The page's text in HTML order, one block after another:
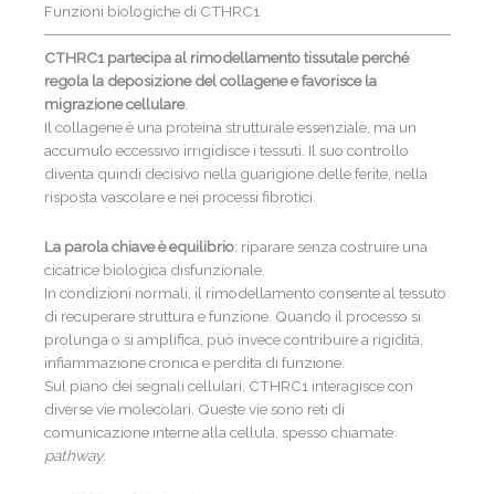
Funzioni biologiche di CTHRC1
CTHRC1 partecipa al rimodellamento tissutale perché
regola la deposizione del collagene e favorisce la
migrazione cellulare.
Il collagene è una proteina strutturale essenziale, ma un
accumulo eccessivo irrigidisce i tessuti. Il suo controllo
diventa quindi decisivo nella guarigione delle ferite, nella
risposta vascolare e nei processi fibrotici.
La parola chiave è equilibrio: riparare senza costruire una
cicatrice biologica disfunzionale.
In condizioni normali, il rimodellamento consente al tessuto
di recuperare struttura e funzione. Quando il processo si
prolunga o si amplifica, può invece contribuire a rigidità,
infiammazione cronica e perdita di funzione.
Sul piano dei segnali cellulari, CTHRC1 interagisce con
diverse vie molecolari. Queste vie sono reti di
comunicazione interne alla cellula, spesso chiamate
pathway.